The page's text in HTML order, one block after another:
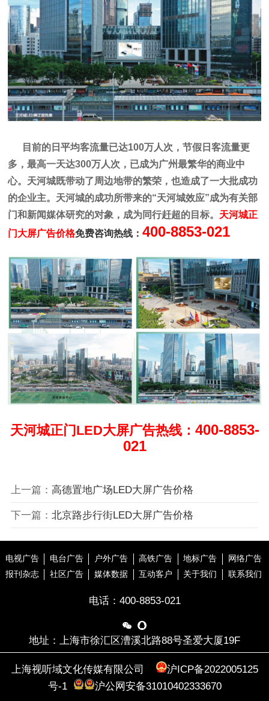
目前的日平均客流量已达100万人次，节假日客流量更
多，最高一天达300万人次，已成为广州最繁华的商业中
心。天河城既带动了周边地带的繁荣，也造成了一大批成功
的企业主。天河城的成功所带来的“天河城效应”成为有关部
门和新闻媒体研究的对象，成为同行赶超的目标。 天河城正
门 大屏广告价格免费咨询热线：400-8853-021
天河城正门LED大屏广告热线： 400-8853-
021
上一篇： 高德置地广场LED大屏广告价格
下一篇： 北京路步行街LED大屏广告价格
电视广告 电台广告 户外广告 高铁广告 地标广告
网络广告
报刊杂志
社区广告 媒体数据 互动客户 关于我们 联系我们
电话： 400-8853-021
 
地址：上海市徐汇区漕溪北路88号圣爱大厦19F
上海视听域文化传媒有限公司
沪ICP备2022005125
号-1
沪公网安备31010402333670